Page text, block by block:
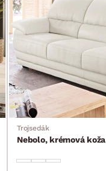
Trojsedák
Nebolo, krémová koža